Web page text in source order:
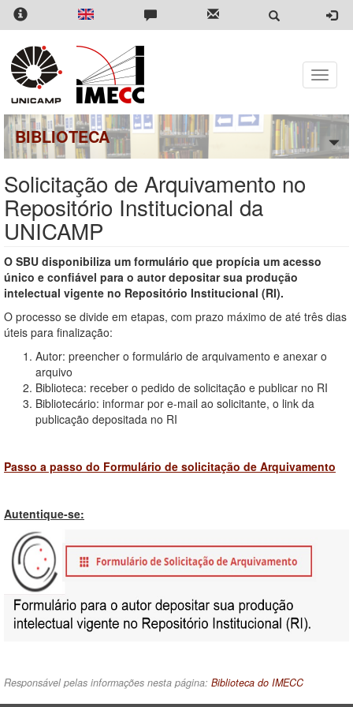
Pular
para
conteúdo
principal
Toggle
BIBLIOTECA
Solicitação de Arquivamento no
Repositório Institucional da
UNICAMP
O SBU disponibiliza um formulário que propícia um acesso
único e confiável para o autor depositar sua produção
intelectual vigente no Repositório Institucional (RI).
O processo se divide em etapas, com prazo máximo de até três dias
úteis para finalização:
Autor: preencher o formulário de arquivamento e anexar o
arquivo
Biblioteca: receber o pedido de solicitação e publicar no RI
Bibliotecário: informar por e-mail ao solicitante, o link da
publicação depositada no RI
Passo a passo do Formulário de solicitação de Arquivamento
Autentique-se:
Responsável pelas informações nesta página: Biblioteca do IMECC